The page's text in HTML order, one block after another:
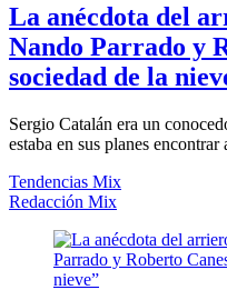
La anécdota del
Nando Parrado y
sociedad de la
Sergio Catalán era un
estaba en sus planes
Tendencias Mix
Redacción Mix